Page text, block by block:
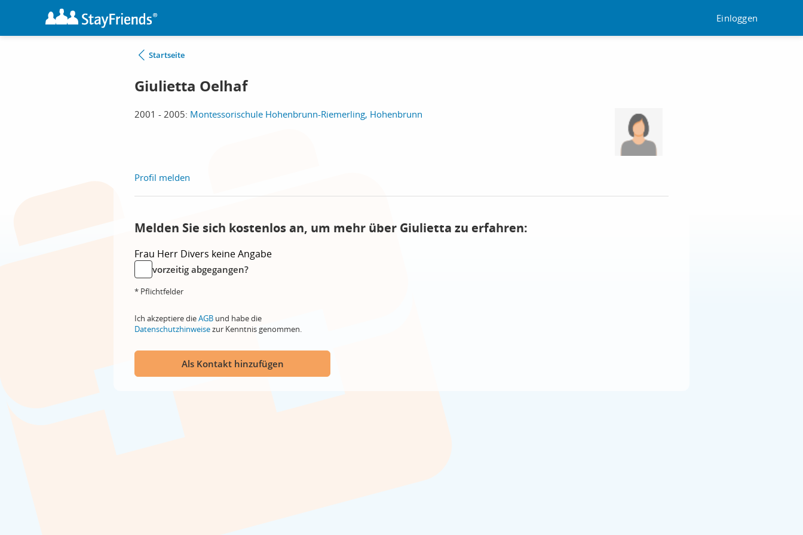
Einloggen
Startseite
Giulietta Oelhaf
2001 - 2005: Montessorischule Hohenbrunn-Riemerling, Hohenbrunn
Profil melden
Melden Sie sich kostenlos an, um mehr über Giulietta zu erfahren:
Frau Herr Divers keine Angabe
vorzeitig abgegangen?
* Pflichtfelder
Ich akzeptiere dieAGB und habe die
Datenschutzhinweisezur Kenntnis genommen.
Als Kontakt hinzufügen